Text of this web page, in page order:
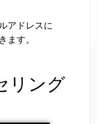
アドレスに
ます。
リング